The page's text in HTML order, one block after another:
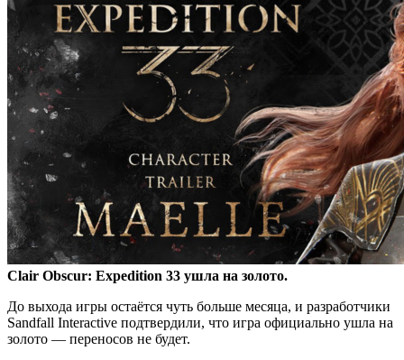
Clair Obscur: Expedition 33 ушла на золото.
До выхода игры остаётся чуть больше месяца, и разработчики
Sandfall Interactive подтвердили, что игра официально ушла на
золото — переносов не будет.